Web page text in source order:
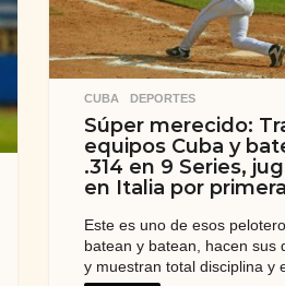
CUBA ,DEPORTES
Súper merecido:
equipos Cuba y
.314 en 9 Series,
en Italia por
Este es uno de esos
batean y batean, hacen sus
y muestran total disciplina y